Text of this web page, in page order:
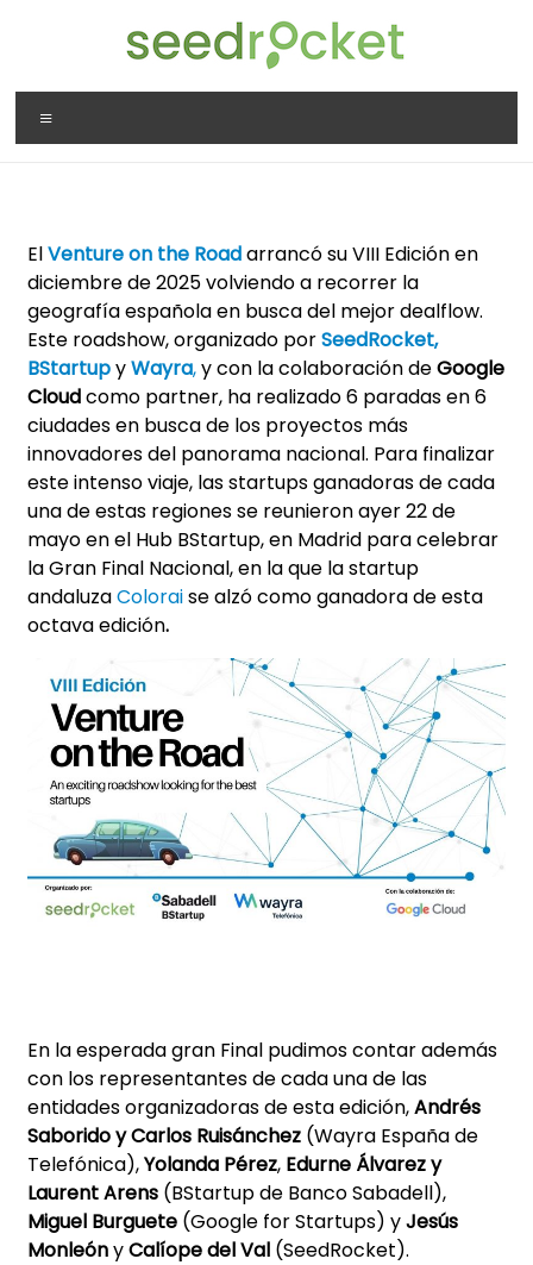
ElVenture on the Roadarrancó su VIII Edición en
diciembre de 2025 volviendo a recorrer la
geografía española en busca del mejor dealflow.
Este roadshow, organizado porSeedRocket,
BStartupyWayra,y con la colaboración deGoogle
Cloudcomo partner, ha realizado 6 paradas en 6
ciudades en busca de los proyectos más
innovadores del panorama nacional. Para finalizar
este intenso viaje, las startups ganadoras de cada
una de estas regiones se reunieron ayer 22 de
mayo en el Hub BStartup, en Madrid para celebrar
la Gran Final Nacional, en la que la startup
andaluzaColoraise alzó como ganadora de esta
octava edición.
En la esperada gran Final pudimos contar además
con los representantes de cada una de las
entidades organizadoras de esta edición,Andrés
Saborido y Carlos Ruisánchez (Wayra España de
Telefónica),Yolanda Pérez, Edurne Álvarez y
Laurent Arens (BStartup de Banco Sabadell),
Miguel Burguete (Google for Startups) yJesús
MonleónyCalíope del Val (SeedRocket).